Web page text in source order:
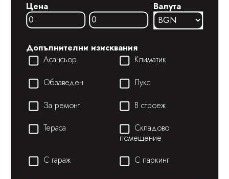
Цена Валута
Допълнителни изисквания
Асансьор
Климатик
Обзаведен
Лукс
За ремонт
В строеж
Тераса
Складово
помещение
С гараж
С паркинг